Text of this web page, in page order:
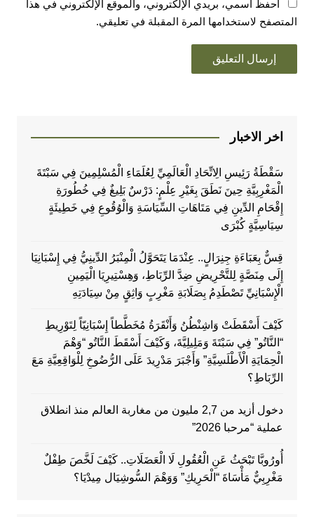
احفظ اسمي، بريدي الإلكتروني، والموقع الإلكتروني في هذا
المتصفح لاستخدامها المرة المقبلة في تعليقي.
اخر الاخبار
سَقْطَةُ رَئِيسِ الِاتِّحَادِ الْعَالَمِيِّ لِعُلَمَاءِ الْمُسْلِمِينَ فِي سَبْتَةَ
الْمَغْرِبِيَّةِ حِينَ نَطَقَ بِغَيْرِ عِلْمٍ: دَرْسٌ بَلِيغٌ فِي خُطُورَةِ
إِقْحَامِ الدِّينِ فِي مَتَاهَاتِ السِّيَاسَةِ وَالْوُقُوعِ فِي خَطِيئَةٍ
سِيَاسِيَّةٍ كُبْرَى
قِسٌّ بِعَبَاءَةِ جِنِرَالٍ.. عِنْدَمَا يَتَحَوَّلُ الْمِنْبَرُ الدِّينِيُّ فِي إِسْبَانِيَا
إِلَى مِنَصَّةٍ لِلتَّحْرِيضِ ضِدَّ الرِّبَاطِ، وَهِسْتِيرِيَا الْيَمِينِ
الْإِسْبَانِيِّ تَصْطَدِمُ بِصَلَابَةِ مَغْرِبٍ وَاثِقٍ مِنْ سِيَادَتِهِ
كَيْفَ أَسْقَطَتْ وَاشِنْطُنُ وَأَنْقَرَةُ مُخَطَّطاً إِسْبَانِيّاً لِتَوْرِيطِ
“النَّاتُو” فِي سَبْتَةَ وَمَلِيلِيَّةَ، وَكَيْفَ أَسْقَطَ النَّاتُو “وَهْمَ
الْحِمَايَةِ الْأَطْلَسِيَّةِ” وَأَجْبَرَ مَدْرِيدَ عَلَى الرُّضُوخِ لِلْوَاقِعِيَّةِ مَعَ
الرِّبَاطِ؟
دخول أزيد من 2,7 مليون من مغاربة العالم منذ انطلاق
عملية “مرحبا 2026”
أُورُوبَّا تَبْحَثُ عَنِ الْعُقُولِ لَا الْعَضَلَاتِ.. كَيْفَ لَخَّصَ طِفْلٌ
مَغْرِبِيٌّ مَأْسَاةَ “الْحَرِيكِ” وَوَهْمَ السُّوشِيَال مِيدْيَا؟